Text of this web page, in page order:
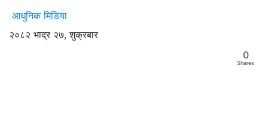
आधुनिक मिडिया
२०८२ भाद्र २७, शुक्रबार
0
Shares